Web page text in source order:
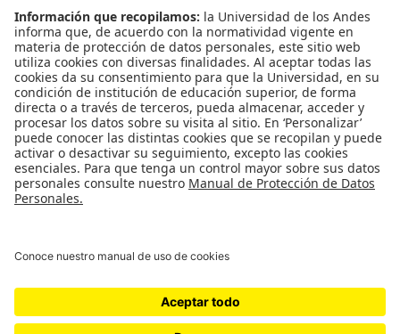
Universidad de los Andes | Vigilada Mineducación
Reconocimiento como Universidad: Decreto 1297 del 30 de mayo de 1964.
Reconocimiento personería jurídica: Resolución 28 del 23 de febrero de 1949
vigentes sobre propiedad Intelectual, por lo tanto su utilización parcial o total,
préstamo público e importación, total o parcial, en todo o en parte, en
formato impreso o digital y en cualquier formato conocido o por conocer, se
encuentran prohibidos, y solo serán lícitos en la medida en que se cuente con
la autorización previa y expresa por escrito de la Universidad de los Andes..